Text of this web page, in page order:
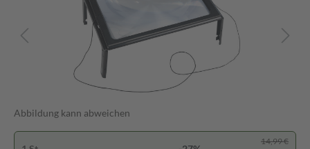
Abbildung kann abweichen
14,99 €